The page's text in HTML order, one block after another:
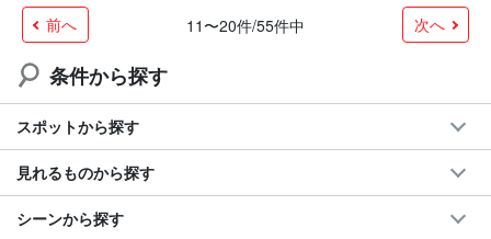
前へ 11〜20件/55件中 次へ
条件から探す
スポットから探す
見れるものから探す
シーンから探す